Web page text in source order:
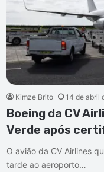
Kimze Brito 14 de abril
Boeing da CV
Verde após
O avião da CV Airlines
tarde ao aeroporto…